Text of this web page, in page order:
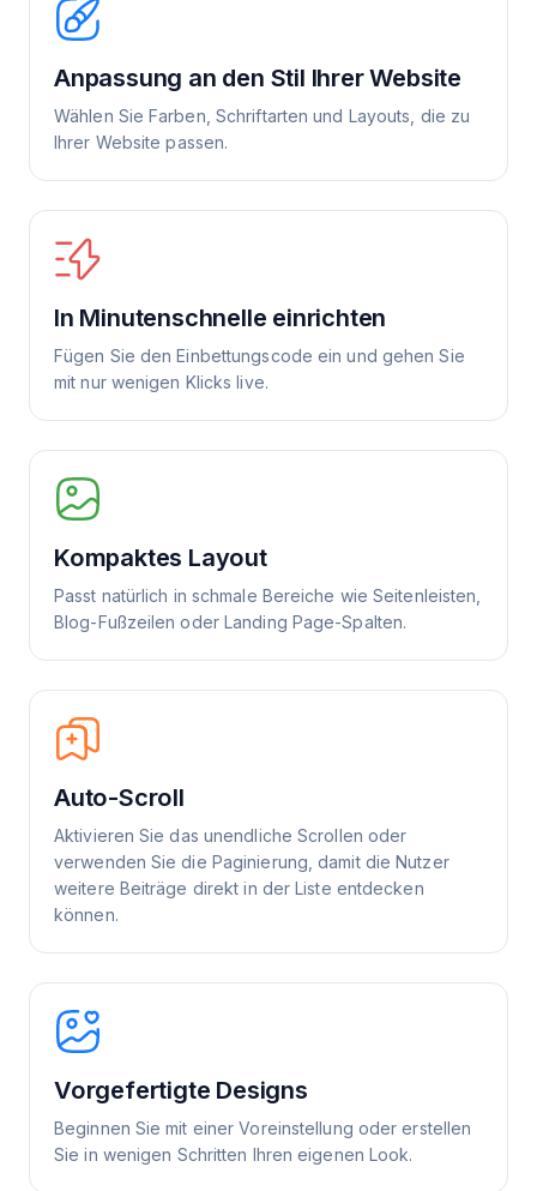
Anpassung an den Stil Ihrer Website
Wählen Sie Farben, Schriftarten und Layouts, die zu
Ihrer Website passen.
In Minutenschnelle einrichten
Fügen Sie den Einbettungscode ein und gehen Sie
mit nur wenigen Klicks live.
Kompaktes Layout
Passt natürlich in schmale Bereiche wie Seitenleisten,
Blog-Fußzeilen oder Landing Page-Spalten.
Auto-Scroll
Aktivieren Sie das unendliche Scrollen oder
verwenden Sie die Paginierung, damit die Nutzer
weitere Beiträge direkt in der Liste entdecken
können.
Vorgefertigte Designs
Beginnen Sie mit einer Voreinstellung oder erstellen
Sie in wenigen Schritten Ihren eigenen Look.